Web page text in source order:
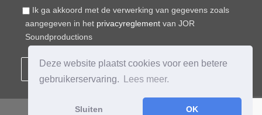
Deze website plaatst cookies voor een betere
gebruikerservaring.
Lees meer.
Sluiten OK
Ik ga akkoord met de verwerking van gegevens zoals
aangegeven in het privacyreglement van JOR
Soundproductions
COPYRIGHT © 2022 JOR Soundproductions |Algemene